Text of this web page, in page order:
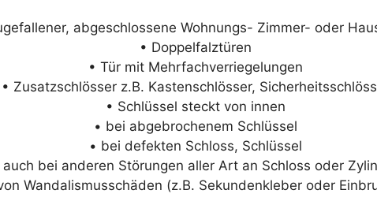
abgeschlossene Wohnungs- Zimmer- oder
• Doppelfalztüren
• Tür mit Mehrfachverriegelungen
• Zusatzschlösser z.B. Kastenschlösser,
• Schlüssel steckt von innen
• bei abgebrochenem Schlüssel
• bei defekten Schloss, Schlüssel
auch bei anderen Störungen aller Art an Schloss oder
Wandalismusschäden (z.B. Sekundenkleber oder